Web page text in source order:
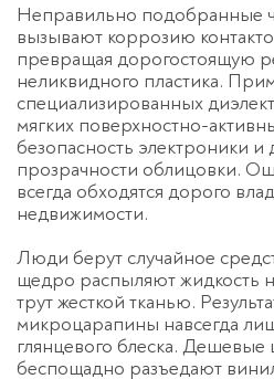
Неправильно подобранные
вызывают коррозию
превращая дорогостоящую
неликвидного пластика.
специализированных
мягких поверхностно-
безопасность электроники
прозрачности облицовки.
всегда обходятся дорого
недвижимости.
Люди берут случайное
щедро распыляют жидкость
трут жесткой тканью.
микроцарапины навсегда
глянцевого блеска.
беспощадно разъедают